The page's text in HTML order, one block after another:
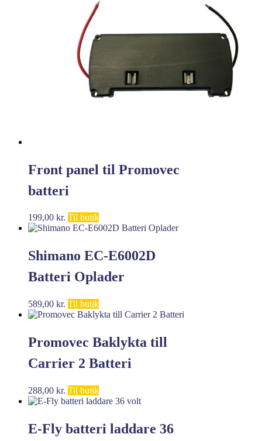
Front panel til Promovec
batteri
199,00 kr. Til butik
Shimano EC-E6002D
Batteri Oplader
589,00 kr. Til butik
Promovec Baklykta till
Carrier 2 Batteri
288,00 kr. Til butik
E-Fly batteri laddare 36